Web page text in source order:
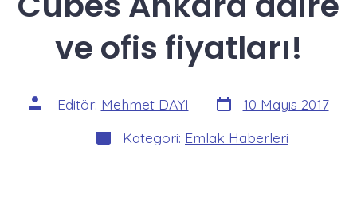
ve ofis fiyatları!
Yazının
yazarı
Editör: Mehmet DAYI Yazı
tarihi
10 Mayıs 2017
Kategoriler
Kategori: Emlak Haberleri